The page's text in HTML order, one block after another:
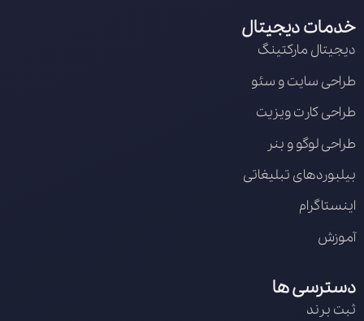
خدمات دیجیتال
دیجیتال مارکتینگ
طراحی سایت و سئو
طراحی کارت ویزیت
طراحی لوگو و بنر
بیلبوردهای تبلیغاتی
اینستاگرام
آموزش
دسترسی ها
ثبت برند